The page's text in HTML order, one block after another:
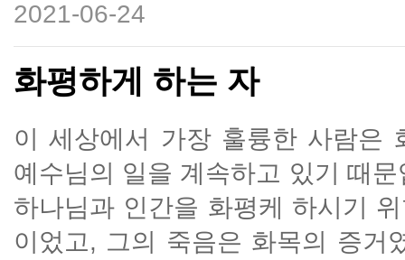
2021-06-24
화평하게 하는 자
이 세상에서 가장 훌륭한 사람은
예수님의 일을 계속하고 있기 때
하나님과 인간을 화평케 하시기
이었고, 그의 죽음은 화목의 증거